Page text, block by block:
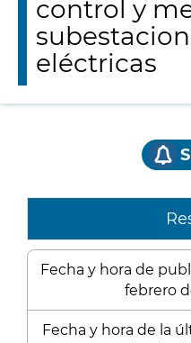
control y
eléctricas
Fecha y hora de
febrero
Fecha y hora de la